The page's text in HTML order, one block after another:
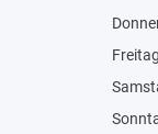
Freitag